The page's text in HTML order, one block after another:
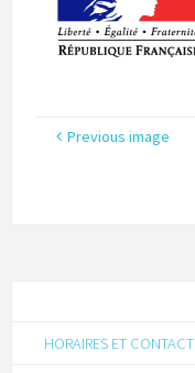
Previous image
HORAIRES ET CONTACT